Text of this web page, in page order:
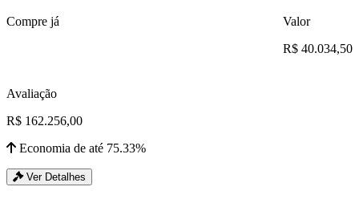
Compre já
Valor
R$ 40.034,50
Avaliação
R$ 162.256,00
Economia de até 75.33%
Ver Detalhes